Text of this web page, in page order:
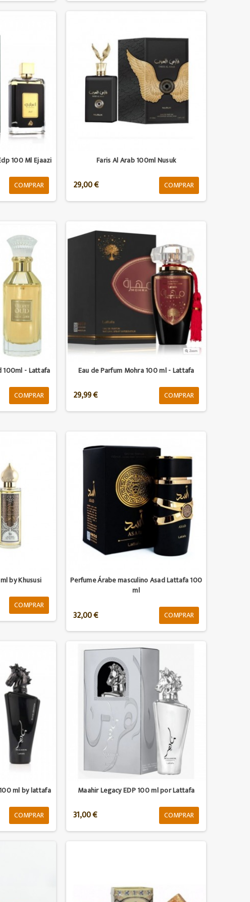
100 Ml Ejaazi
COMPRAR
Faris Al Arab 100ml Nusuk
29,00 € COMPRAR
100ml - Lattafa
COMPRAR
Eau de Parfum Mohra 100 ml - Lattafa
29,99 € COMPRAR
by Khususi
COMPRAR
Perfume Árabe masculino Asad Lattafa 100
ml
32,00 € COMPRAR
ml by lattafa
COMPRAR
Maahir Legacy EDP 100 ml por Lattafa
31,00 € COMPRAR